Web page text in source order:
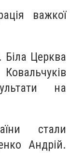
важкої
Церква
на
стали
Андрій.